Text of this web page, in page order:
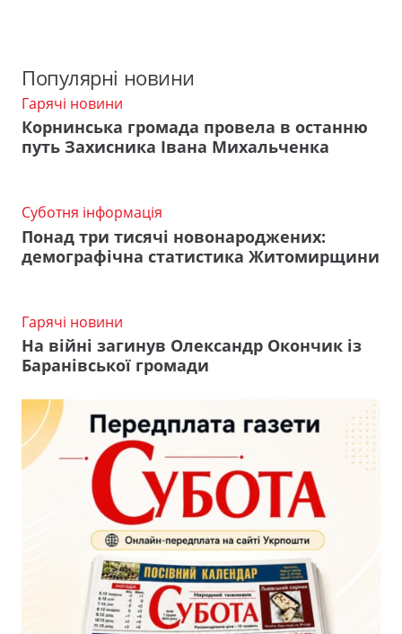
Популярні новини
Гарячі новини
Корнинська громада провела в останню
путь Захисника Івана Михальченка
Суботня інформація
Понад три тисячі новонароджених:
демографічна статистика Житомирщини
Гарячі новини
На війні загинув Олександр Окончик із
Баранівської громади